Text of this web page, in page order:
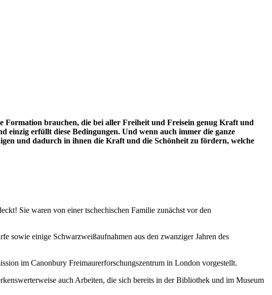
Formation brauchen, die bei aller Freiheit und Freisein genug Kraft und
einzig erfüllt diese Bedingungen. Und wenn auch immer die ganze
und dadurch in ihnen die Kraft und die Schönheit zu fördern, welche
Sie waren von einer tschechischen Familie zunächst vor den
sowie einige Schwarzweißaufnahmen aus den zwanziger Jahren des
im Canonbury Freimaurerforschungszentrum in London vorgestellt.
auch Arbeiten, die sich bereits in der Bibliothek und im Museum